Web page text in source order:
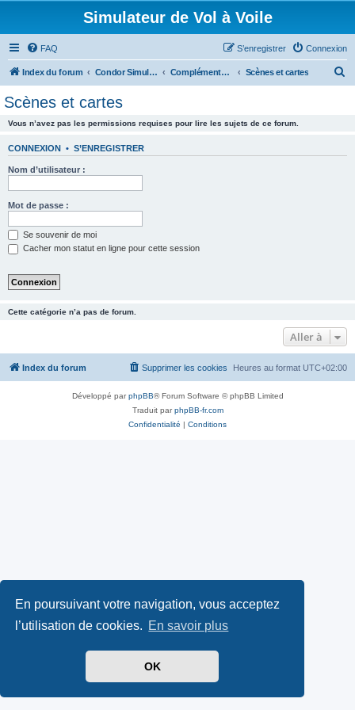
En poursuivant votre navigation, vous acceptez
l’utilisation de cookies. En savoir plus
OK
Simulateur de Vol à Voile
FAQ Connexion
S’enregistrer
Index du forum Condor Simulateur de Vol à Voile Compléments Addons Scènes et cartes
Scènes et cartes
Vous n’avez pas les permissions requises pour lire les sujets de ce forum.
CONNEXION • S’ENREGISTRER
Nom d’utilisateur :
Mot de passe :
Se souvenir de moi
Cacher mon statut en ligne pour cette session
Cette catégorie n’a pas de forum.
Aller à
Index du forum Heures au format UTC+02:00
Supprimer les cookies
Développé parphpBB® Forum Software © phpBB Limited
Traduit parphpBB-fr.com
Confidentialité | Conditions